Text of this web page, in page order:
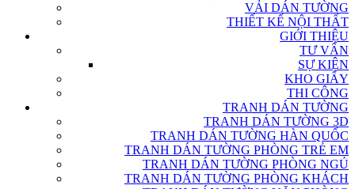
VẢI DÁN TƯỜNG
THIẾT KẾ NỘI THẤT
GIỚI THIỆU
TƯ VẤN
SỰ KIỆN
KHO GIẤY
THI CÔNG
TRANH DÁN TƯỜNG
TRANH DÁN TƯỜNG 3D
TRANH DÁN TƯỜNG HÀN QUỐC
TRANH DÁN TƯỜNG PHÒNG TRẺ EM
TRANH DÁN TƯỜNG PHÒNG NGỦ
TRANH DÁN TƯỜNG PHÒNG KHÁCH